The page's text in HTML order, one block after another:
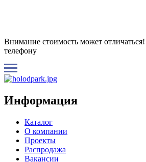
Внимание стоимость может
телефону
Информация
Каталог
О компании
Проекты
Распродажа
Вакансии